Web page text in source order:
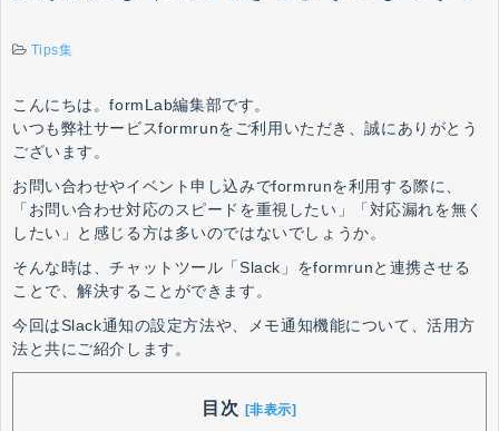
Tips集
こんにちは。formLab編集部です。
いつも弊社サービスformrunをご利用いただき、誠にありがとう
ございます。
お問い合わせやイベント申し込みでformrunを利用する際に、
「お問い合わせ対応のスピードを重視したい」「対応漏れを無く
したい」と感じる方は多いのではないでしょうか。
そんな時は、チャットツール「Slack」をformrunと連携させる
ことで、解決することができます。
今回はSlack通知の設定方法や、メモ通知機能について、活用方
法と共にご紹介します。
目次 [非表示]